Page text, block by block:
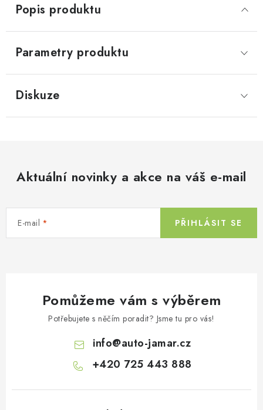
Popis produktu
Parametry produktu
Diskuze
Aktuální novinky a akce na váš e-mail
E-mail PŘIHLÁSIT SE
Pomůžeme vám s výběrem
Potřebujete s něčím poradit? Jsme tu pro vás!
info@auto-jamar.cz
+420 725 443 888